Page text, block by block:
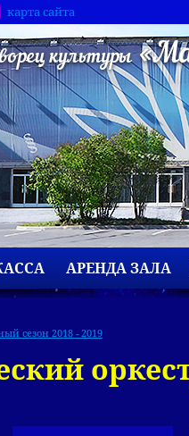
карта сайта
АРЕНДА ЗАЛА
сезон 2018 - 2019